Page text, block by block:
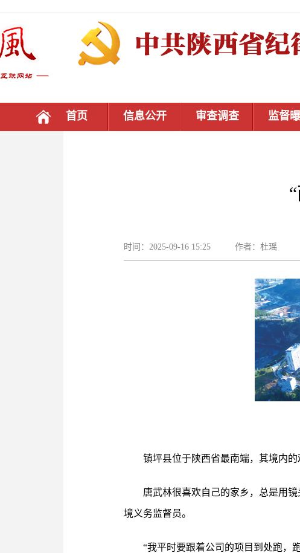
首页 信息公开 审查调查 监督
时间：2025-09-16 15:25 作者：杜瑶
镇坪县位于陕西省最南端，其境内
唐武林很喜欢自己的家乡，总是用
境义务监督员。
“我平时要跟着公司的项目到处跑，